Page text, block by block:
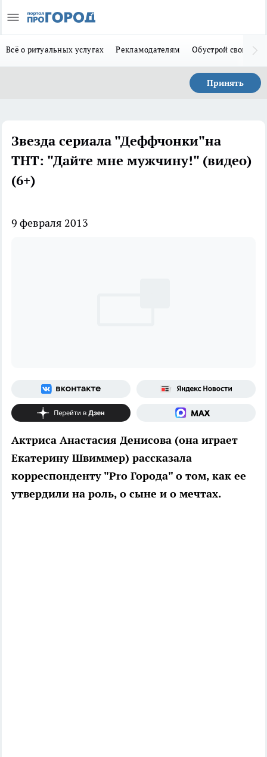
Всё о ритуальных услугах Рекламодателям Обустрой свой дом
Принять
Звезда сериала "Деффчонки"на
ТНТ: "Дайте мне мужчину!" (видео)
(6+)
9 февраля 2013
Актриса Анастасия Денисова (она играет
Екатерину Швиммер) рассказала
корреспонденту "Pro Города" о том, как ее
утвердили на роль, о сыне и о мечтах.